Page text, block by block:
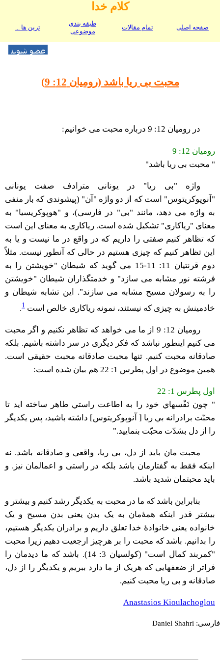
کلام خدا
صفحه اصلی تمام مقالات
طبقه بندی
موضوعی
ترین ها ...
محبت بی ریا باشد (رومیان 12: 9)
در رومیان 12: 9 درباره محبت می خوانیم:
رومیان 12: 9
" محبت بی ریا باشد"
واژه "بی ریا" در یونانی مترادف صفت یونانی
"آنوپوکریتوس" است که از دو واژه "آن" (پیشوندی که بار منفی
به واژه می دهد، مانند "بی" در فارسی)، و "هوپوکریسیا" به
معنای "ریاکاری" تشکیل شده است. ریاکاری به معنای این است
که تظاهر کنیم صفتی را داریم که در واقع در ما نیست و یا به
این تظاهر کنیم که چیزی هستیم در حالی که آنطور نیست. مثلاً
دوم قرنتیان 11: 11-15 می گوید که شیطان "خویشتن را به
فرشته نور مشابه می سازد" و خدمتگذاران شیطان "خویشتن
را به رسولان مسیح مشابه می سازند". این تشابه شیطان و
خادمینش به چیزی که نیستند، نمونه ریاکاری خالص است 1
.
رومیان 12: 9 از ما می خواهد که تظاهر نکنیم و اگر محبت
می کنیم اینطور نباشد که فکر دیگری در سر داشته باشیم. بلکه
صادقانه محبت کنیم. تنها محبت صادقانه محبت حقیقی است.
همین موضوع در اول پطرس 1: 22 هم بیان شده است:
اول پطرس 1: 22
" چون نَفْسهاي خود را به اطاعت راستي طاهر ساخته ايد تا
محبّت برادرانه بي ريا [ آنوپوکریتوس] داشته باشيد، پس يكديگر
را از دل بشدّت محبّت بنماييد."
محبت مان باید از دل، بی ریا، واقعی و صادقانه باشد. نه
اینکه فقط به گفتارمان باشد بلکه در راستی و اعمالمان نیز. و
باید محبتمان شدید باشد.
بنابراین باشد که ما در محبت به یکدیگر رشد کنیم و بیشتر و
بیشتر قدر اینکه همۀمان به یک بدن یعنی بدن مسیح و یک
خانواده یعنی خانوادۀ خدا تعلق داریم و برادران یکدیگر هستیم،
را بدانیم. باشد که محبت را بر هرچیز ارجعیت دهیم زیرا محبت
"کمربند کمال است" (کولسیان 3: 14). باشد که ما دیدمان را
فراتر از ضعفهایی که هریک از ما دارد ببریم و یکدیگر را از دل،
صادقانه و بی ریا محبت کنیم.
Anastasios Kioulachoglou
فارسی: Daniel Shahri